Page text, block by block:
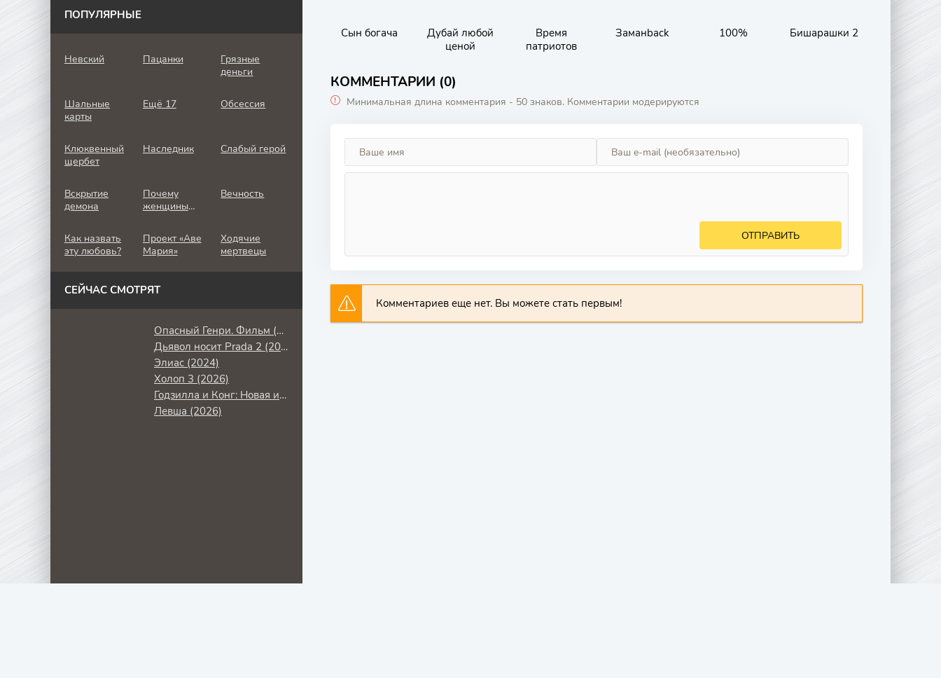
Сын богача
Дубай любой
ценой
Время
патриотов
Заманback 100% Бишарашки 2
КОММЕНТАРИИ (0)
Минимальная длина комментария - 50 знаков. Комментарии модерируются
ОТПРАВИТЬ
Комментариев еще нет. Вы можете стать первым!
ПОПУЛЯРНЫЕ
Невский Пацанки
Грязные
деньги
Шальные
карты
Ещё 17 Обсессия
Клюквенный
щербет
Наследник Слабый герой
Вскрытие
демона
Почему
женщины
Вечность
Как назвать
эту любовь?
Проект «Аве
Мария»
Ходячие
мертвецы
СЕЙЧАС СМОТРЯТ
Опасный Генри. Фильм (2025)
Дьявол носит Prada 2 (2026)
Элиас (2024)
Холоп 3 (2026)
Годзилла и Конг: Новая империя (2024)
Левша (2026)